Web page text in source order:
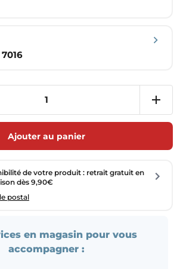
Ajouter au panier
de votre produit : retrait gratuit en
dès 9,90€
postal
en magasin pour vous
accompagner :